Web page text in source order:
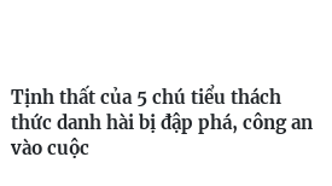
Tịnh thất của 5 chú tiểu thách
thức danh hài bị đập phá, công an
vào cuộc